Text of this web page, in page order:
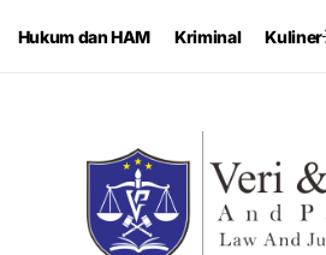
Hukum dan HAM Kriminal Kuliner